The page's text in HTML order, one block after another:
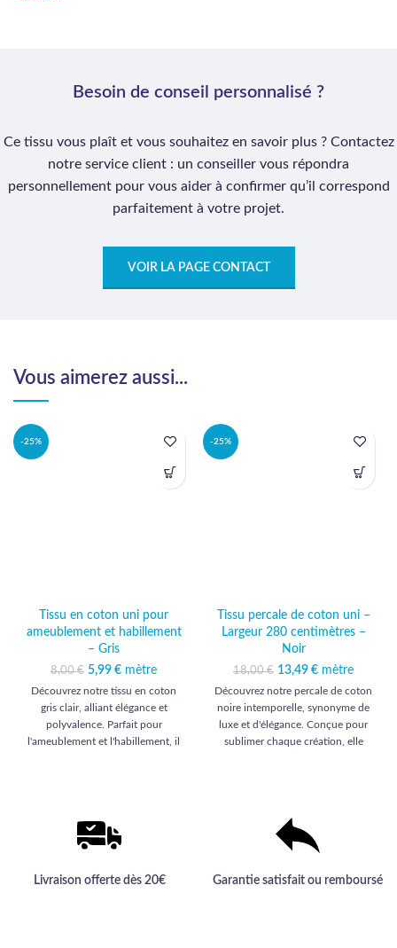
Besoin de conseil personnalisé ?
Ce tissu vous plaît et vous souhaitez en savoir plus ? Contactez
notre service client : un conseiller vous répondra
personnellement pour vous aider à confirmer qu’il correspond
parfaitement à votre projet.
VOIR LA PAGE CONTACT
Vous aimerez aussi...
-25%
Tissu en coton uni pour
ameublement et habillement
– Gris
8,00€ Le prix initial était :
5,99 € Le prix actuel
est : 5,99 €.
mètre
Découvrez notre tissu en coton
gris clair, alliant élégance et
polyvalence. Parfait pour
l'ameublement et l'habillement, il
-25%
Tissu percale de coton uni –
Largeur 280 centimètres –
Noir
18,00€ Le prix initial était :
18,00 €.
13,49 €
Le prix
actuel est :
13,49 €.
mètre
Découvrez notre percale de coton
noire intemporelle, synonyme de
luxe et d'élégance. Conçue pour
sublimer chaque création, elle
Livraison offerte dès 20€ Garantie satisfait ou remboursé